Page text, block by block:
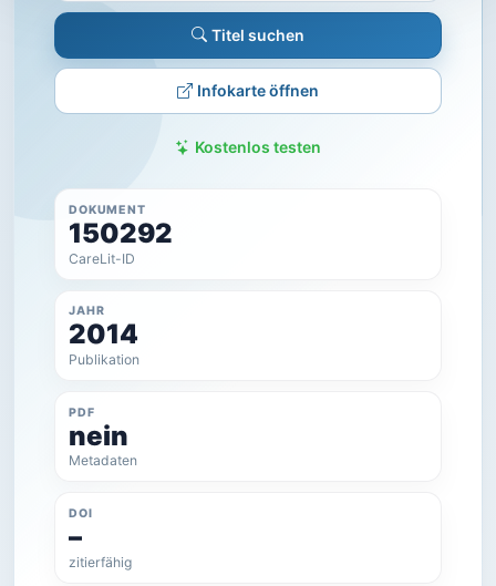
Titel suchen
Infokarte öffnen
Kostenlos testen
DOKUMENT
150292
CareLit-ID
JAHR
2014
Publikation
PDF
nein
Metadaten
DOI
–
zitierfähig